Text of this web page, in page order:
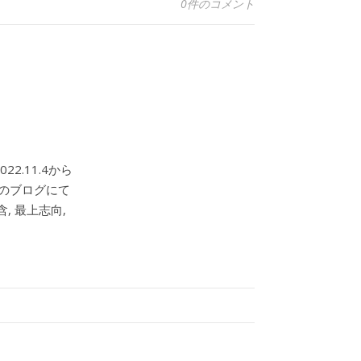
0件のコメント
から
ブログにて
, 最上志向,